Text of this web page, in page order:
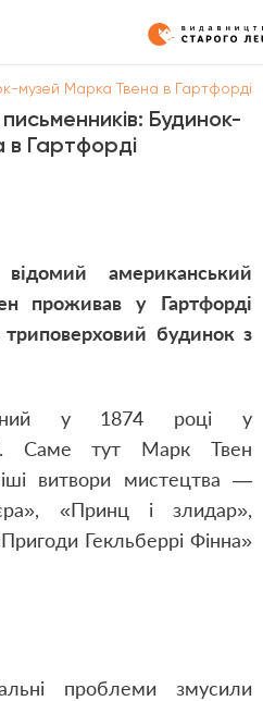
музей Марка Твена в Гартфорді
Будинок-
в Гартфорді
американський
проживав у Гартфорді
будинок з
у 1874 році у
Саме тут Марк Твен
витвори мистецтва —
«Принц і злидар»,
Гекльберрі Фінна»
проблеми змусили